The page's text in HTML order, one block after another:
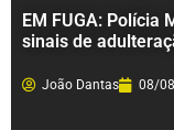
EM FUGA: Polícia
sinais de
João Dantas 08/